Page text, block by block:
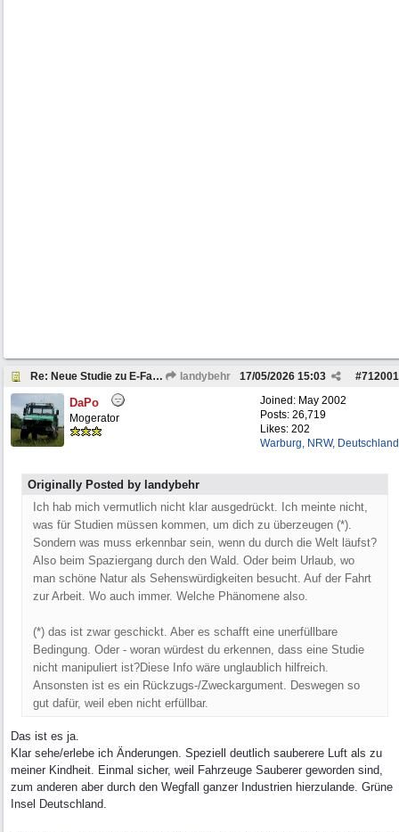
Re: Neue Studie zu E-Fahrzeugen landybehr #712001
17/05/2026 15:03
Joined: May 2002
Posts: 26,719
Likes: 202
Warburg, NRW, Deutschland
DaPo
Mogerator
Originally Posted by landybehr
Ich hab mich vermutlich nicht klar ausgedrückt. Ich meinte nicht,
was für Studien müssen kommen, um dich zu überzeugen (*).
Sondern was muss erkennbar sein, wenn du durch die Welt läufst?
Also beim Spaziergang durch den Wald. Oder beim Urlaub, wo
man schöne Natur als Sehenswürdigkeiten besucht. Auf der Fahrt
zur Arbeit. Wo auch immer. Welche Phänomene also.
(*) das ist zwar geschickt. Aber es schafft eine unerfüllbare
Bedingung. Oder - woran würdest du erkennen, dass eine Studie
nicht manipuliert ist?Diese Info wäre unglaublich hilfreich.
Ansonsten ist es ein Rückzugs-/Zweckargument. Deswegen so
gut dafür, weil eben nicht erfüllbar.
Das ist es ja.
Klar sehe/erlebe ich Änderungen. Speziell deutlich sauberere Luft als zu
meiner Kindheit. Einmal sicher, weil Fahrzeuge Sauberer geworden sind,
zum anderen aber durch den Wegfall ganzer Industrien hierzulande. Grüne
Insel Deutschland.